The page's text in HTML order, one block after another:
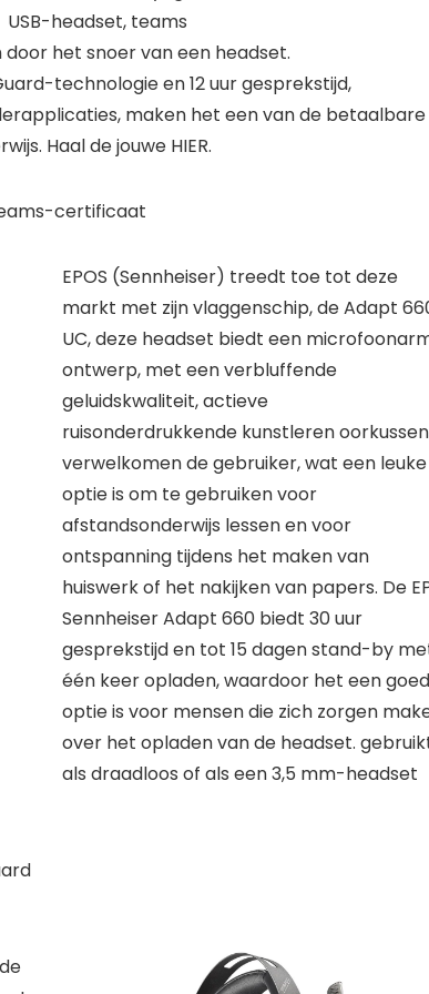
het snoer van een headset.
technologie en 12 uur gesprekstijd,
maken het een van de betaalbare
Haal de jouwe HIER.
certificaat
EPOS (Sennheiser) treedt toe tot deze
markt met zijn vlaggenschip, de Adapt
UC, deze headset biedt een
ontwerp, met een verbluffende
geluidskwaliteit, actieve
ruisonderdrukkende kunstleren
verwelkomen de gebruiker, wat een leuke
optie is om te gebruiken voor
afstandsonderwijs lessen en voor
ontspanning tijdens het maken van
huiswerk of het nakijken van papers. De
Sennheiser Adapt 660 biedt 30 uur
gesprekstijd en tot 15 dagen stand-by
één keer opladen, waardoor het een
optie is voor mensen die zich zorgen
over het opladen van de headset.
als draadloos of als een 3,5 mm-headset